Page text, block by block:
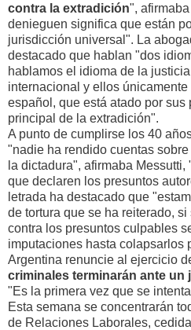
contra la extradición",
denieguen significa que están
jurisdicción universal". La
destacado que hablan "dos
hablamos el idioma de la
internacional y ellos
español, que está atado por
principal de la extradición".
A punto de cumplirse los 40
"nadie ha rendido cuentas
la dictadura", afirmaba
que declaren los presuntos
letrada ha destacado que
de tortura que se ha reiterado,
contra los presuntos culpables
imputaciones hasta colapsarlos
Argentina renuncie al ejercicio
criminales terminarán ante un
"Es la primera vez que se
Esta semana se concentrarán
de Relaciones Laborales,